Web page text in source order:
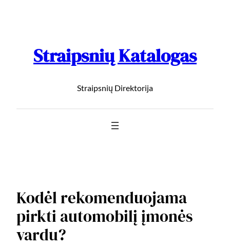
Straipsnių Katalogas
Straipsnių Direktorija
Kodėl rekomenduojama
pirkti automobilį įmonės
vardu?